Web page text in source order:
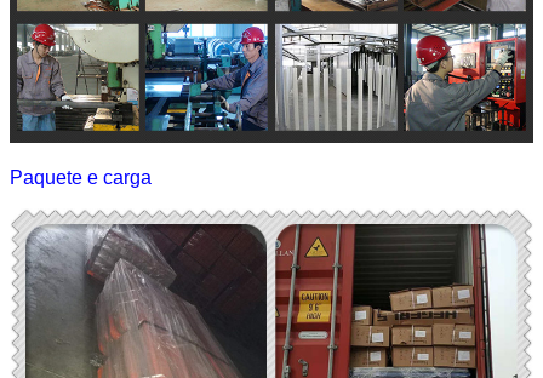
Paquete e carga